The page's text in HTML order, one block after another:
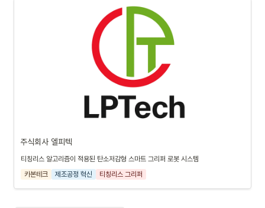
주식회사 엘피텍
티칭리스 알고리즘이 적용된 탄소저감형 스마트 그리퍼 로봇 시스템
카본테크
제조공정 혁신 티칭리스 그리퍼